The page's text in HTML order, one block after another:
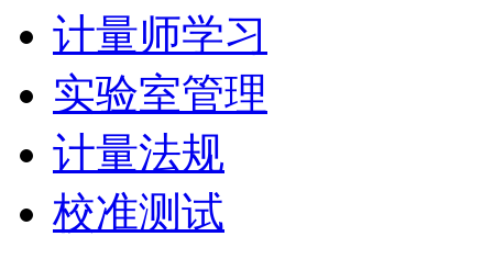
计量师学习
实验室管理
计量法规
校准测试